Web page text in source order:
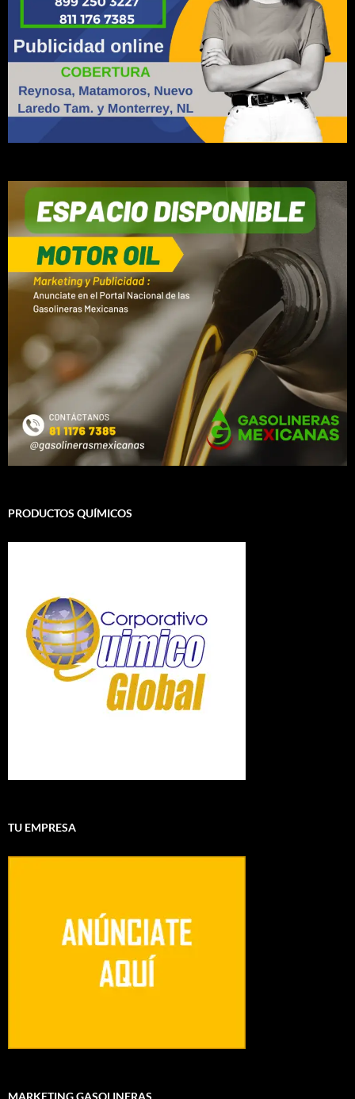
PRODUCTOS QUÍMICOS
TU EMPRESA
MARKETING GASOLINERAS